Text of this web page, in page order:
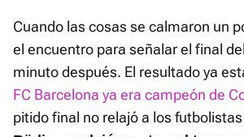
Time
Cuando las cosas se calmaron un
el encuentro para señalar el final
minuto después. El resultado ya
FC Barcelona ya era campeón de
pitido final no relajó a los